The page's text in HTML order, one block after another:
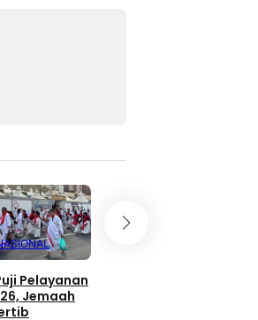
Pelayanan
Jemaah